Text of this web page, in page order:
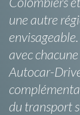
une autre
avec
Autocar-
du transport